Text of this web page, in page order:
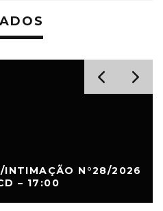
INTIMAÇÃO N°28/2026
– 17:00